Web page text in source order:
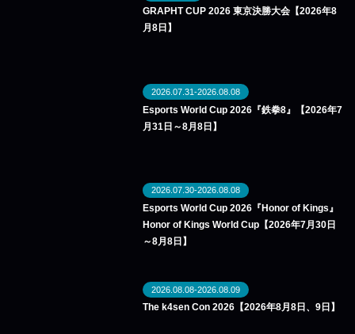
GRAPHT CUP 2026 東京決勝大会【2026年8
月8日】
2026.07.31-2026.08.08
Esports World Cup 2026『鉄拳8』【2026年7
月31日～8月8日】
2026.07.30-2026.08.08
Esports World Cup 2026『Honor of Kings』
Honor of Kings World Cup【2026年7月30日
～8月8日】
2026.08.08-2026.08.09
The k4sen Con 2026【2026年8月8日、9日】